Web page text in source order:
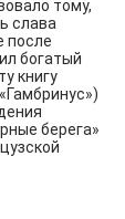
тому,
слава
после
богатый
книгу
берега»